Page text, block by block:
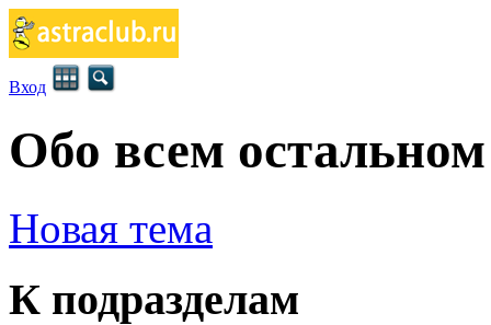
Вход
Обо всем остальном
Новая тема
К подразделам